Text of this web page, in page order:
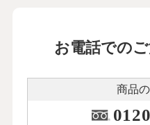
お電話での
商品